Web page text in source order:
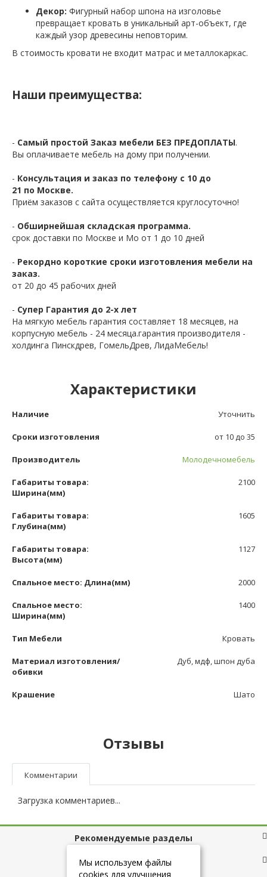
Декор: Фигурный набор шпона на изголовье
превращает кровать в уникальный арт-объект, где
каждый узор древесины неповторим.
В стоимость кровати не входит матрас и металлокаркас.
Наши преимущества:
- Самый простой Заказ мебели БЕЗ ПРЕДОПЛАТЫ.
Вы оплачиваете мебель на дому при получении.
- Консультация и заказ по телефону с 10 до
21 по Москве.
Приём заказов с сайта осуществляется круглосуточно!
- Обширнейшая складская программа.
срок доставки по Москве и Мо от 1 до 10 дней
- Рекордно короткие сроки изготовления мебели на
заказ.
от 20 до 45 рабочих дней
- Супер Гарантия до 2-х лет
На мягкую мебель гарантия составляет 18 месяцев, на
корпусную мебель - 24 месяца.гарантия производителя -
холдинга Пинскдрев, ГомельДрев, ЛидаМебель!
Характеристики
Наличие Уточнить
Сроки изготовления от 10 до 35
Производитель Молодечномебель
Габариты товара:
Ширина(мм)
2100
Габариты товара:
Глубина(мм)
1605
Габариты товара:
Высота(мм)
1127
Спальное место: Длина(мм) 2000
Спальное место:
Ширина(мм)
1400
Тип Мебели Кровать
Материал изготовления/
обивки
Дуб, мдф, шпон дуба
Крашение Шато
Отзывы
Комментарии
Загрузка комментариев...
Рекомендуемые разделы
Полезные ссылки
Мы используем файлы
cookies для улучшения